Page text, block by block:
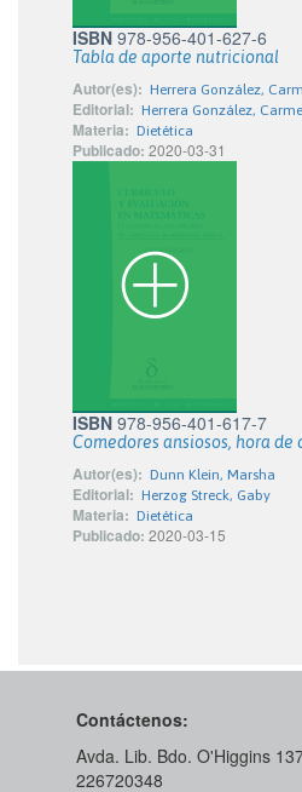
ISBN 978-956-401-627-6
Tabla de aporte nutricional
Autor(es): Herrera González,
Editorial: Herrera González,
Materia: Dietética
Publicado: 2020-03-31
ISBN 978-956-401-617-7
Comedores ansiosos, hora de
Autor(es): Dunn Klein, Marsha
Editorial: Herzog Streck, Gaby
Materia: Dietética
Publicado: 2020-03-15
Contáctenos:
Avda. Lib. Bdo. O'Higgins
226720348